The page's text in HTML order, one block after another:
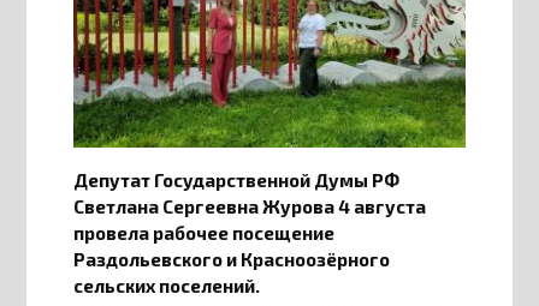
Депутат Государственной Думы РФ
Светлана Сергеевна Журова 4 августа
провела рабочее посещение
Раздольевского и Красноозёрного
сельских поселений.